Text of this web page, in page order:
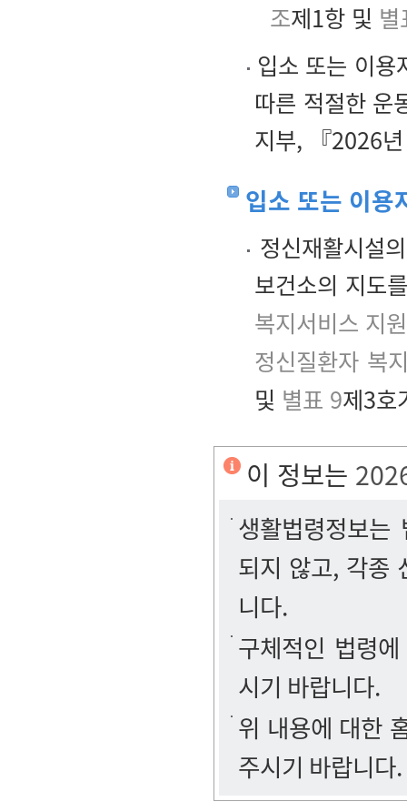
조제1항 및
입소 또는 이용
따른 적절한 운
지부, 『2026
입소 또는 이용
정신재활시설
보건소의 지도
복지서비스 지
정신질환자 복
및 별표 9제3호
이 정보는
생활법령정보
되지 않고, 각종
니다.
구체적인 법령
시기 바랍니다.
위 내용에 대한
주시기 바랍니다.